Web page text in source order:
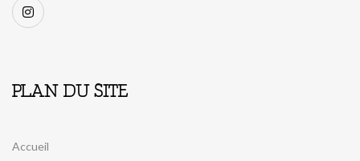
PLAN DU SITE
Accueil